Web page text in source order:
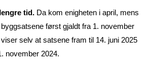
tid. Da kom enigheten i april, mens
først gjaldt fra 1. november
selv at satsene fram til 14. juni 2025
november 2024.